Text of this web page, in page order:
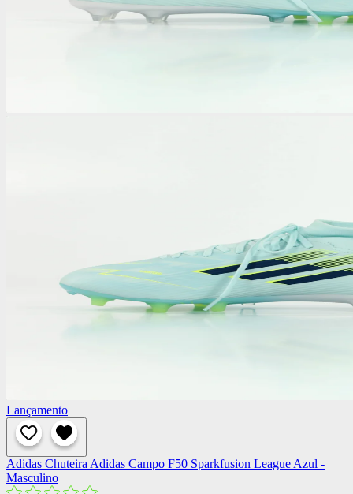
Lançamento
Adidas Chuteira Adidas Campo F50 Sparkfusion League Azul -
Masculino